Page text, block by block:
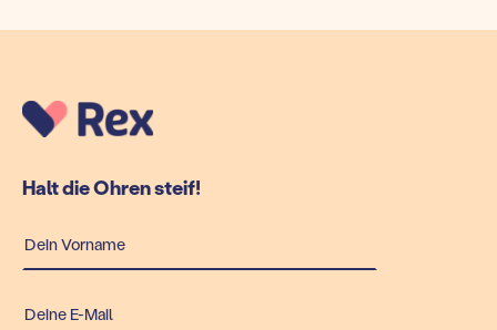
Halt die Ohren steif!